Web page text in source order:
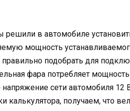
в автомобиле
мощность
подобрать для
фара потребляет
напряжение сети автомобиля
калькулятора, получаем, что